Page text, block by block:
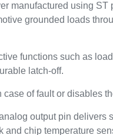
manufactured using
grounded loads
functions such as
latch-off.
of fault or disables
output pin
chip temperature